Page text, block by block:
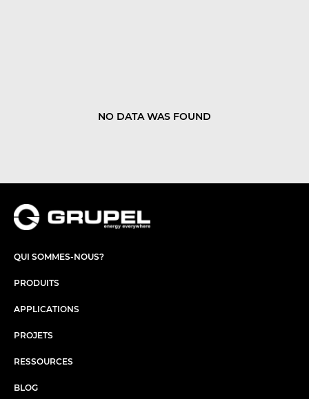
NO DATA WAS FOUND
QUI SOMMES-NOUS?
PRODUITS
APPLICATIONS
PROJETS
RESSOURCES
BLOG